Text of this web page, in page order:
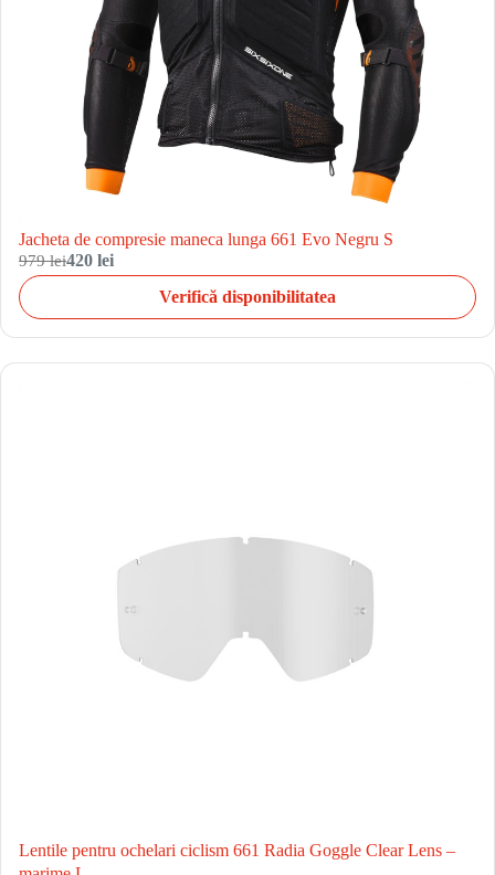
Jacheta de compresie maneca lunga 661 Evo Negru S
979 lei420 lei
Verifică disponibilitatea
Lentile pentru ochelari ciclism 661 Radia Goggle Clear Lens –